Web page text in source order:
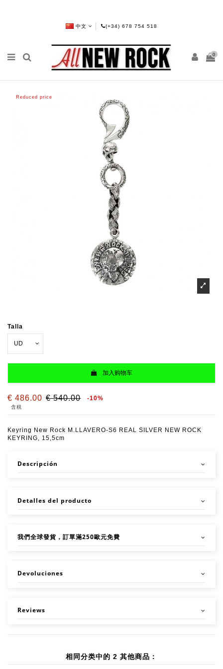
中文 (+34) 678 754 518
0
Reduced price
Talla
加入购物车
€ 486.00 € 540.00 -10%
含税
Keyring New Rock M.LLAVERO-S6 REAL SILVER NEW ROCK
KEYRING, 15,5cm
Descripción
Detalles del producto
我們全球發貨，訂單滿250歐元免費
Devoluciones
Reviews
相同分类中的 2 其他商品：